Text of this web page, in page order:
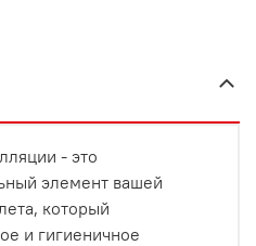
- это
элемент вашей
который
и гигиеничное